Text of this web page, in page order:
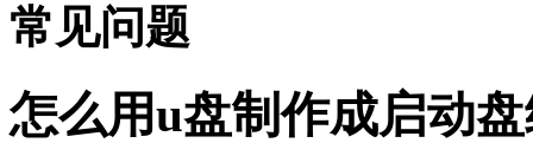
常见问题
怎么用u盘制作成启动